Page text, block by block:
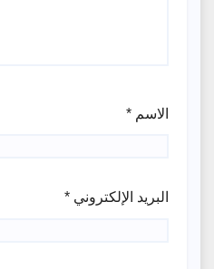
الاسم *
البريد الإلكتروني *